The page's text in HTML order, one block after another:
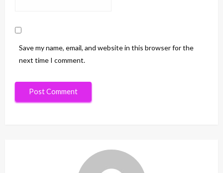
Save my name, email, and website in this browser for the
next time I comment.